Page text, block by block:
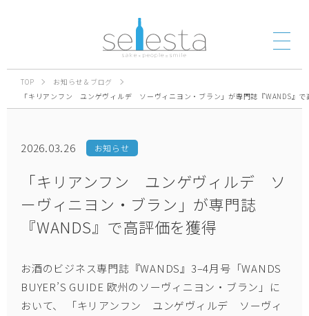
TOP
お知らせ＆ブログ
「キリアンフン ユンゲヴィルデ ソーヴィニヨン・ブラン」が専門誌『WANDS』で
2026.03.26 お知らせ
「キリアンフン ユンゲヴィルデ ソ
ーヴィニヨン・ブラン」が専門誌
『WANDS』で高評価を獲得
お酒のビジネス専門誌『WANDS』3–4月号「WANDS
BUYER’S GUIDE 欧州のソーヴィニヨン・ブラン」に
おいて、
「キリアンフン ユンゲヴィルデ ソーヴィ